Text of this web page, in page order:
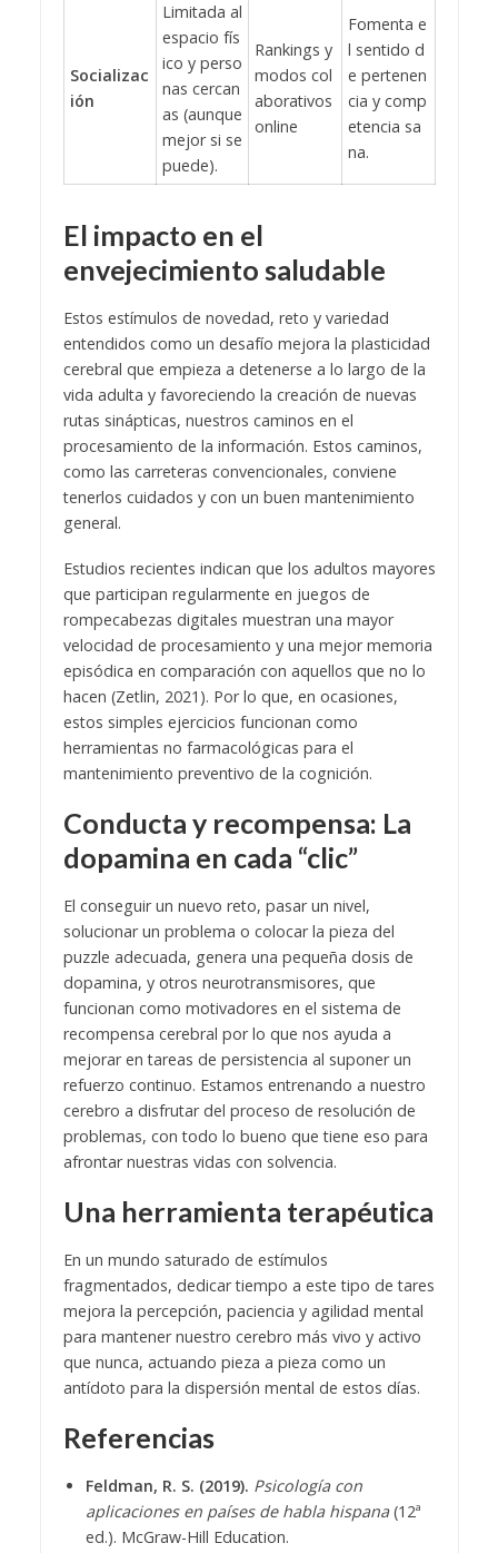
Socializac
ión
Limitada al
espacio fís
ico y perso
nas cercan
as (aunque
mejor si se
puede).
Rankings y
modos col
aborativos
online
Fomenta e
l sentido d
e pertenen
cia y comp
etencia sa
na.
El impacto en el
envejecimiento saludable
Estos estímulos de novedad, reto y variedad
entendidos como un desafío mejora la plasticidad
cerebral que empieza a detenerse a lo largo de la
vida adulta y favoreciendo la creación de nuevas
rutas sinápticas, nuestros caminos en el
procesamiento de la información. Estos caminos,
como las carreteras convencionales, conviene
tenerlos cuidados y con un buen mantenimiento
general.
Estudios recientes indican que los adultos mayores
que participan regularmente en juegos de
rompecabezas digitales muestran una mayor
velocidad de procesamiento y una mejor memoria
episódica en comparación con aquellos que no lo
hacen (Zetlin, 2021). Por lo que, en ocasiones,
estos simples ejercicios funcionan como
herramientas no farmacológicas para el
mantenimiento preventivo de la cognición.
Conducta y recompensa: La
dopamina en cada “clic”
El conseguir un nuevo reto, pasar un nivel,
solucionar un problema o colocar la pieza del
puzzle adecuada, genera una pequeña dosis de
dopamina, y otros neurotransmisores, que
funcionan como motivadores en el sistema de
recompensa cerebral por lo que nos ayuda a
mejorar en tareas de persistencia al suponer un
refuerzo continuo. Estamos entrenando a nuestro
cerebro a disfrutar del proceso de resolución de
problemas, con todo lo bueno que tiene eso para
afrontar nuestras vidas con solvencia.
Una herramienta terapéutica
En un mundo saturado de estímulos
fragmentados, dedicar tiempo a este tipo de tares
mejora la percepción, paciencia y agilidad mental
para mantener nuestro cerebro más vivo y activo
que nunca, actuando pieza a pieza como un
antídoto para la dispersión mental de estos días.
Referencias
Feldman, R. S. (2019). Psicología con
aplicaciones en países de habla hispana(12ª
ed.). McGraw-Hill Education.